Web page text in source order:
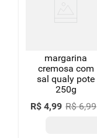
margarina
cremosa com
sal qualy pote
250g
R$ 4,99 R$ 6,99